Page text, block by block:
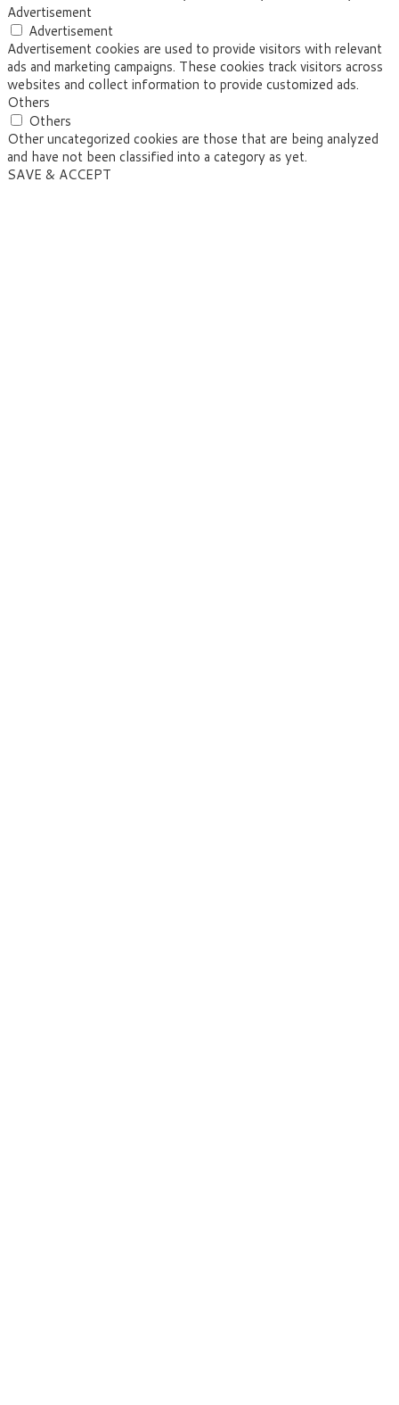
Advertisement
Advertisement
Advertisement cookies are used to provide visitors with relevant
ads and marketing campaigns. These cookies track visitors across
websites and collect information to provide customized ads.
Others
Others
Other uncategorized cookies are those that are being analyzed
and have not been classified into a category as yet.
SAVE & ACCEPT